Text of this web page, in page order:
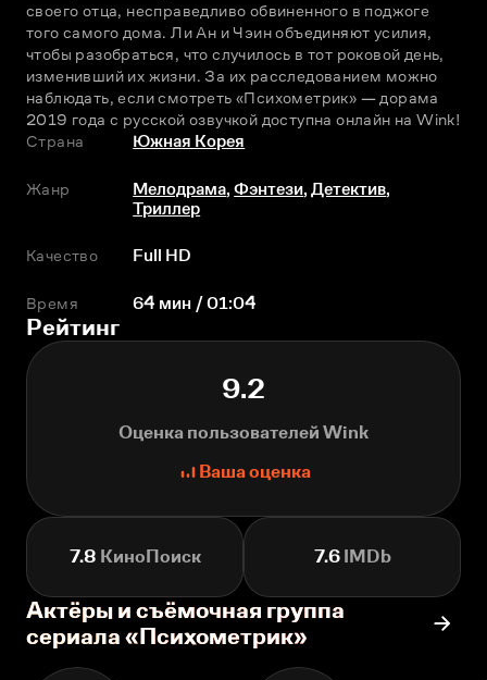
своего отца, несправедливо обвиненного в поджоге
того самого дома. Ли Ан и Чэин объединяют усилия,
чтобы разобраться, что случилось в тот роковой день,
изменивший их жизни. За их расследованием можно
наблюдать, если смотреть «Психометрик» — дорама
2019 года с русской озвучкой доступна онлайн на Wink!
Страна
Южная Корея
Жанр Мелодрама,Фэнтези,Детектив,
Триллер
Качество Full HD
Время 64 мин / 01:04
Рейтинг
9.2
Оценка пользователей Wink
Ваша оценка
7.8 КиноПоиск 7.6IMDb
Актёры и съёмочная группа
сериала «Психометрик»